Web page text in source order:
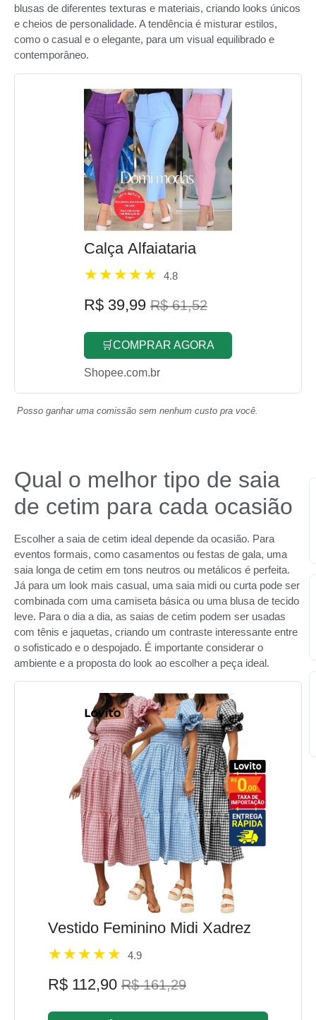
blusas de diferentes texturas e materiais, criando looks únicos
e cheios de personalidade. A tendência é misturar estilos,
como o casual e o elegante, para um visual equilibrado e
contemporâneo.
Calça Alfaiataria
4.8
R$ 39,99 R$ 61,52
🛒COMPRAR AGORA
Shopee.com.br
Posso ganhar uma comissão sem nenhum custo pra você.
Qual o melhor tipo de saia
de cetim para cada ocasião
Escolher a saia de cetim ideal depende da ocasião. Para
eventos formais, como casamentos ou festas de gala, uma
saia longa de cetim em tons neutros ou metálicos é perfeita.
Já para um look mais casual, uma saia midi ou curta pode ser
combinada com uma camiseta básica ou uma blusa de tecido
leve. Para o dia a dia, as saias de cetim podem ser usadas
com tênis e jaquetas, criando um contraste interessante entre
o sofisticado e o despojado. É importante considerar o
ambiente e a proposta do look ao escolher a peça ideal.
Vestido Feminino Midi Xadrez
4.9
R$ 112,90 R$ 161,29